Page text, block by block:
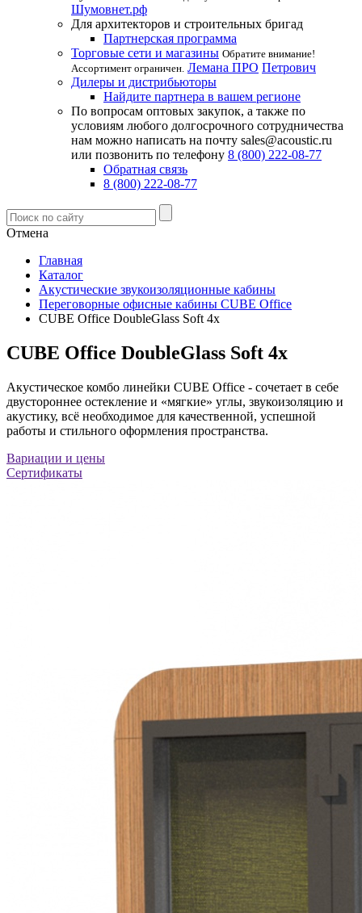
Шумовнет.рф
Для архитекторов и строительных бригад
Партнерская программа
Торговые сети и магазины Обратите внимание!
Ассортимент ограничен. Лемана ПРО Петрович
Дилеры и дистрибьюторы
Найдите партнера в вашем регионе
По вопросам оптовых закупок, а также по
условиям любого долгосрочного сотрудничества
нам можно написать на почту sales@acoustic.ru
или позвонить по телефону 8 (800) 222-08-77
Обратная связь
8 (800) 222-08-77
Отмена
Главная
Каталог
Акустические звукоизоляционные кабины
Переговорные офисные кабины CUBE Office
CUBE Office DoubleGlass Soft 4x
CUBE Office DoubleGlass Soft 4x
Акустическое комбо линейки CUBE Office - сочетает в себе
двустороннее остекление и «мягкие» углы, звукоизоляцию и
акустику, всё необходимое для качественной, успешной
работы и стильного оформления пространства.
Вариации и цены
Сертификаты